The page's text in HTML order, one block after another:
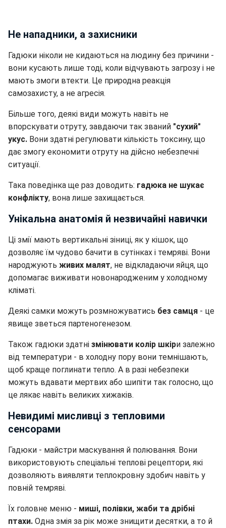
Не нападники, а захисники
Гадюки ніколи не кидаються на людину без причини -
вони кусають лише тоді, коли відчувають загрозу і не
мають змоги втекти. Це природна реакція
самозахисту, а не агресія.
Більше того, деякі види можуть навіть не
впорскувати отруту, завдаючи так званий "сухий"
укус. Вони здатні регулювати кількість токсину, що
дає змогу економити отруту на дійсно небезпечні
ситуації.
Така поведінка ще раз доводить: гадюка не шукає
конфлікту, вона лише захищається.
Унікальна анатомія й незвичайні навички
Ці змії мають вертикальні зіниці, як у кішок, що
дозволяє їм чудово бачити в сутінках і темряві. Вони
народжують живих малят, не відкладаючи яйця, що
допомагає виживати новонародженим у холодному
кліматі.
Деякі самки можуть розмножуватись без самця - це
явище зветься партеногенезом.
Також гадюки здатні змінювати колір шкіри залежно
від температури - в холодну пору вони темнішають,
щоб краще поглинати тепло. А в разі небезпеки
можуть вдавати мертвих або шипіти так голосно, що
це лякає навіть великих хижаків.
Невидимі мисливці з тепловими
сенсорами
Гадюки - майстри маскування й полювання. Вони
використовують спеціальні теплові рецептори, які
дозволяють виявляти теплокровну здобич навіть у
повній темряві.
Їх головне меню - миші, полівки, жаби та дрібні
птахи. Одна змія за рік може знищити десятки, а то й